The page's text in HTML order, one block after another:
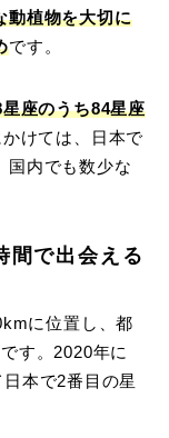
動植物を大切に
です。
座のうち84星座
けては、日本で
国内でも数少な
間で出会える
に位置し、都
す。2020年に
本で2番目の星